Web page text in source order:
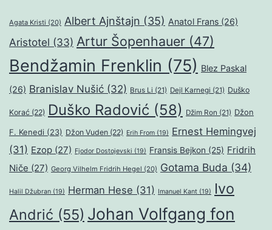
Agata Kristi (20) Albert Ajnštajn (35) Anatol Frans (26)
Aristotel (33) Artur Šopenhauer (47)
Bendžamin Frenklin (75) Blez Paskal
(26) Branislav Nušić (32) Brus Li (21) Dejl Karnegi (21) Duško
Korać (22) Duško Radović (58) Džim Ron (21) Džon
F. Kenedi (23) Džon Vuden (22) Erih From (19) Ernest Hemingvej
(31) Ezop (27) Fjodor Dostojevski (19) Fransis Bejkon (25) Fridrih
Niče (27) Georg Vilhelm Fridrih Hegel (20) Gotama Buda (34)
Halil Džubran (19) Herman Hese (31) Imanuel Kant (19)
Ivo
Andrić (55) Johan Volfgang fon